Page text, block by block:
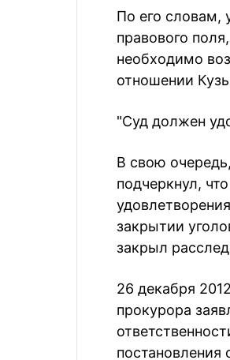
По его словам,
правового
необходимо
отношении
"Суд должен
В свою
подчеркнул,
закрытии
закрыл
26 декабря
прокурора
постановления